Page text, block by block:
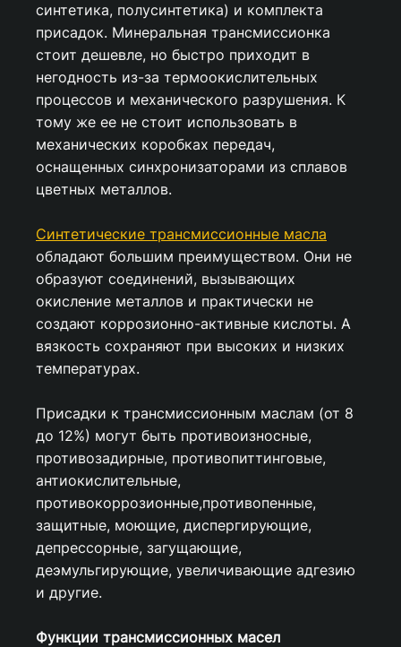
синтетика, полусинтетика) и комплекта
присадок. Минеральная трансмиссионка
стоит дешевле, но быстро приходит в
негодность из-за термоокислительных
процессов и механического разрушения. К
тому же ее не стоит использовать в
механических коробках передач,
оснащенных синхронизаторами из сплавов
цветных металлов.
Синтетические трансмиссионные масла
обладают большим преимуществом. Они не
образуют соединений, вызывающих
окисление металлов и практически не
создают коррозионно-активные кислоты. А
вязкость сохраняют при высоких и низких
температурах.
Присадки к трансмиссионным маслам (от 8
до 12%) могут быть противоизносные,
противозадирные, противопиттинговые,
антиокислительные,
противокоррозионные,противопенные,
защитные, моющие, диспергирующие,
депрессорные, загущающие,
деэмульгирующие, увеличивающие адгезию
и другие.
Функции трансмиссионных масел